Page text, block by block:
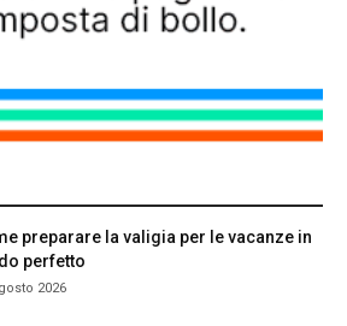
preparare la valigia per le vacanze in
perfetto
2026